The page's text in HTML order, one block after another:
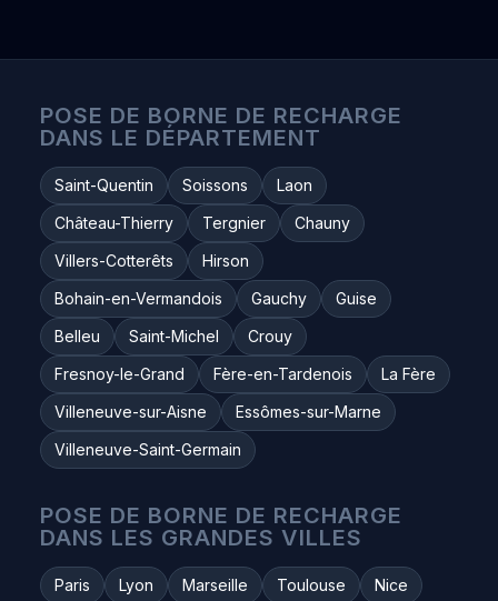
POSE DE BORNE DE RECHARGE
DANS LE DÉPARTEMENT
Saint-Quentin Soissons
Laon
Château-Thierry
Tergnier
Chauny
Villers-Cotterêts
Hirson
Bohain-en-Vermandois
Gauchy
Guise
Belleu
Saint-Michel
Crouy
Fresnoy-le-Grand
Fère-en-Tardenois
La Fère
Villeneuve-sur-Aisne
Essômes-sur-Marne
Villeneuve-Saint-Germain
POSE DE BORNE DE RECHARGE
DANS LES GRANDES VILLES
Paris Lyon Marseille Toulouse
Nice